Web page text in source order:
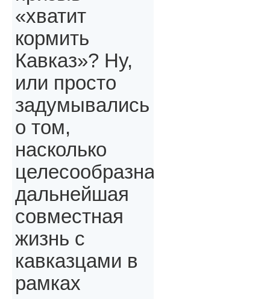
«хватит
кормить
Кавказ»? Ну,
или просто
задумывались
о том,
насколько
целесообразна
дальнейшая
совместная
жизнь с
кавказцами в
рамках